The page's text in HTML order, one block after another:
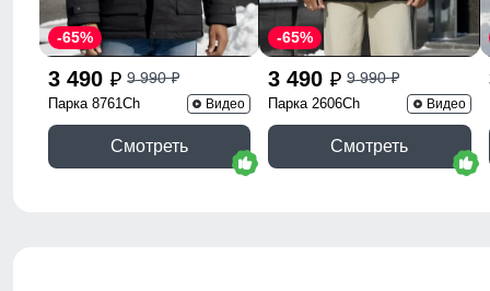
3 490 p 9 990p
-65%
Парка 8761Ch Видео
Смотреть
3 490 p 9 990p
-65%
Парка 2606Ch Видео
Смотреть